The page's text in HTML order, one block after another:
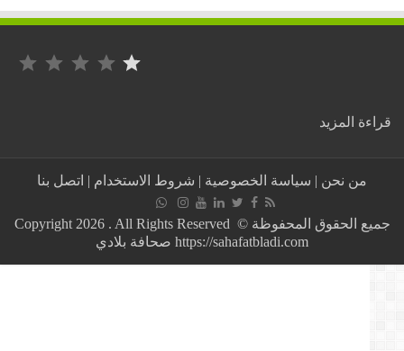
المزيد :
هبة
“يونيسف”
من نحن| سياسة الخصوصية|شروط الاستخدام|اتصل بنا
جميع الحقوق المحفوظة © Copyright 2026 . All Rights Reserved
https://sahafatbladi.com صحافة بلادي